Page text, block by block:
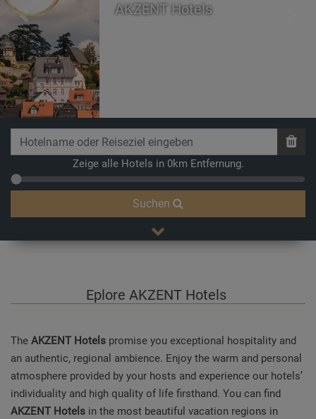
AKZENT Hotels
Previous
Zeige alle Hotels in 0km Entfernung.
Suchen
Eplore AKZENT Hotels
The AKZENT Hotels promise you exceptional hospitality and
an authentic, regional ambience. Enjoy the warm and personal
atmosphere provided by your hosts and experience our hotels’
individuality and high quality of life firsthand. You can find
AKZENT Hotels in the most beautiful vacation regions in